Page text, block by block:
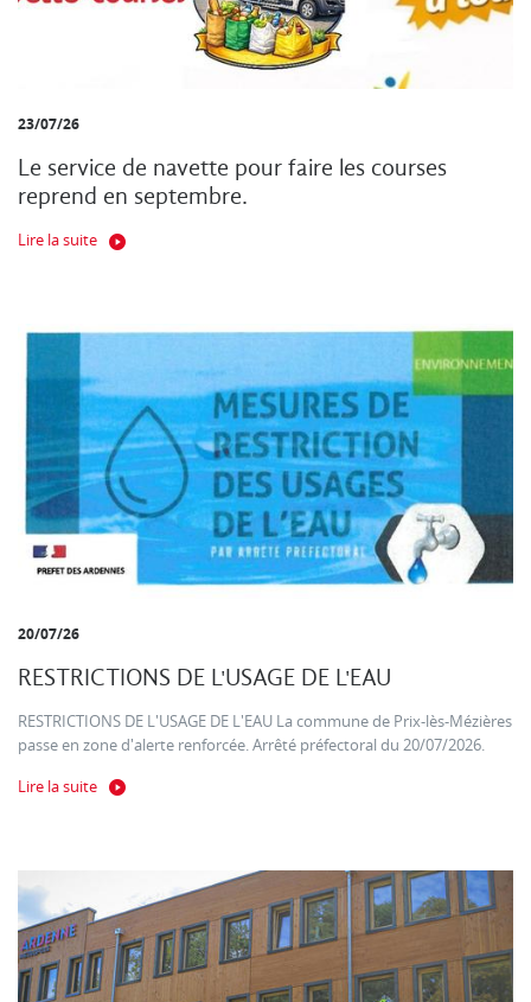
23/07/26
Le service de navette pour faire les courses
reprend en septembre.
Lire la suite
20/07/26
RESTRICTIONS DE L'USAGE DE L'EAU
RESTRICTIONS DE L'USAGE DE L'EAU La commune de Prix-lès-Mézières
passe en zone d'alerte renforcée. Arrêté préfectoral du 20/07/2026.
Lire la suite